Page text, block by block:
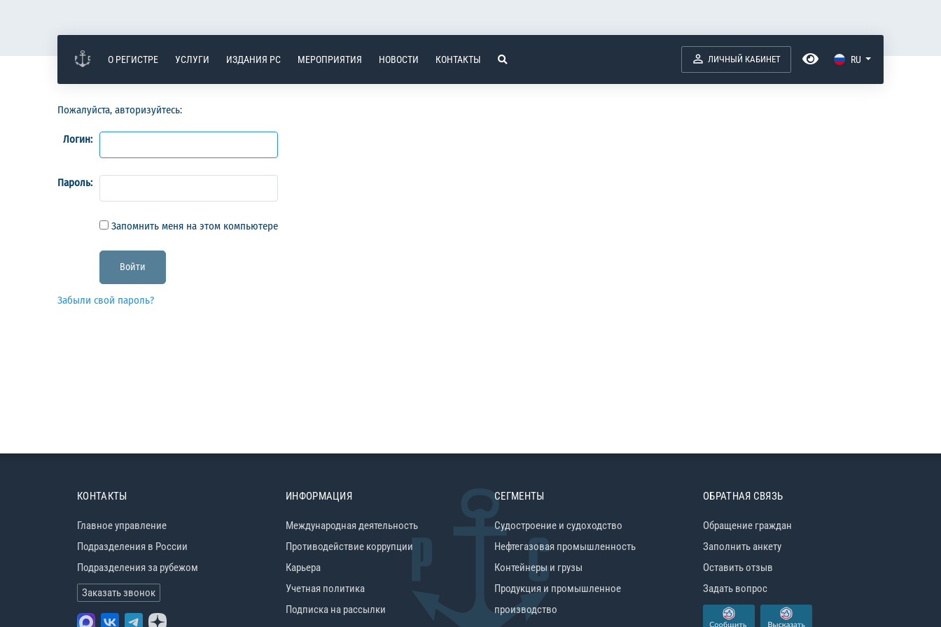
О РЕГИСТРЕ УСЛУГИ ИЗДАНИЯ РС МЕРОПРИЯТИЯ НОВОСТИ КОНТАКТЫ ЛИЧНЫЙ КАБИНЕТ RU
Пожалуйста, авторизуйтесь:
Логин:
Пароль:
Запомнить меня на этом компьютере
Забыли свой пароль?
КОНТАКТЫ
Главное управление
Подразделения в России
Подразделения за рубежом
Заказать звонок
ИНФОРМАЦИЯ
Международная деятельность
Противодействие коррупции
Карьера
Учетная политика
Подписка на рассылки
СЕГМЕНТЫ
Судостроение и судоходство
Нефтегазовая промышленность
Контейнеры и грузы
Продукция и промышленное
производство
ОБРАТНАЯ СВЯЗЬ
Обращение граждан
Заполнить анкету
Оставить отзыв
Задать вопрос